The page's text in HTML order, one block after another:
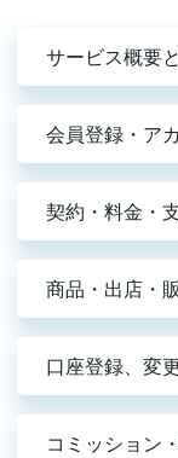
サービス概要
会員登録・ア
契約・料金・
商品・出店・
口座登録、変
コミッション